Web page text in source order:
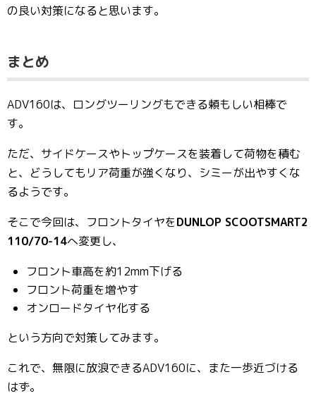
の良い対策になると思います。
まとめ
ADV160は、ロングツーリングもできる頼もしい相棒で
す。
ただ、サイドケースやトップケースを装着して荷物を積む
と、どうしてもリア荷重が強くなり、シミーが出やすくな
るようです。
そこで今回は、フロントタイヤをDUNLOP SCOOTSMART2
110/70-14へ変更し、
フロント車高を約12mm下げる
フロント荷重を増やす
オンロードタイヤ化する
という方向で対策してみます。
これで、無限に放浪できるADV160に、また一歩近づける
はず。